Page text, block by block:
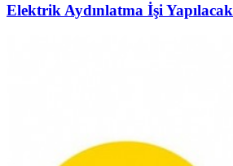
Elektrik Aydınlatma İşi Yapılacak